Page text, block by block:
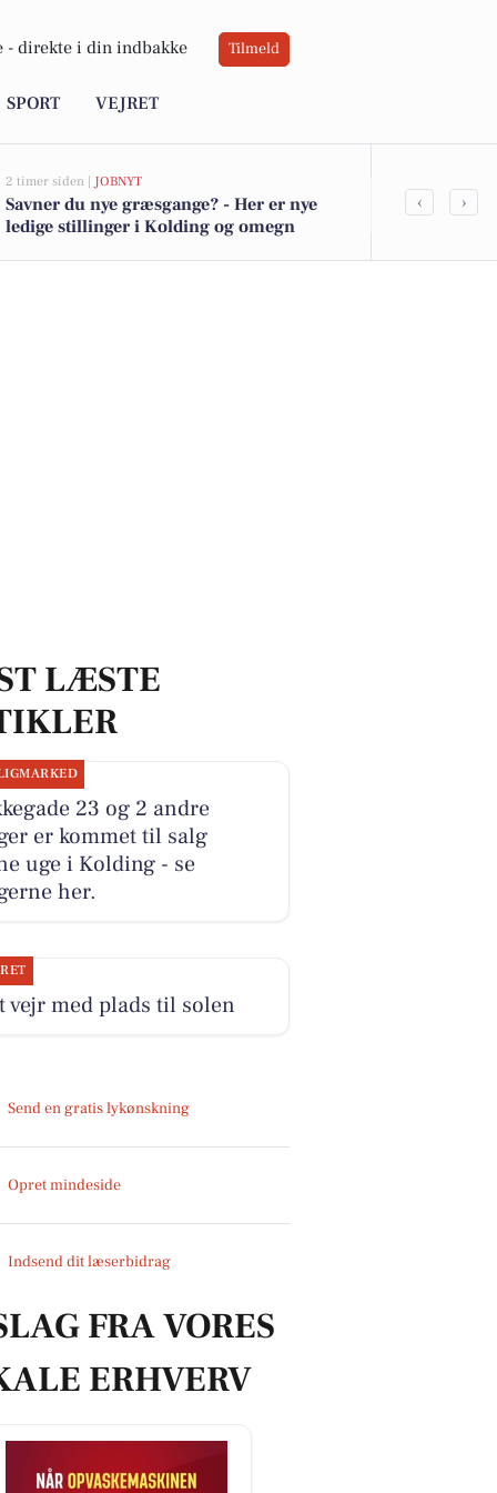
- direkte i din indbakke Tilmeld
SPORT VEJRET
2 timer siden | JOBNYT
Savner du nye græsgange? - Her er nye
ledige stillinger i Kolding og omegn
Dommere
‹ ›
LÆSTE
23 og 2 andre
er kommet til salg
uge i Kolding - se
her.
vejr med plads til solen
Send en gratis lykønskning
Opret mindeside
Indsend dit læserbidrag
FRA VORES
ERHVERV